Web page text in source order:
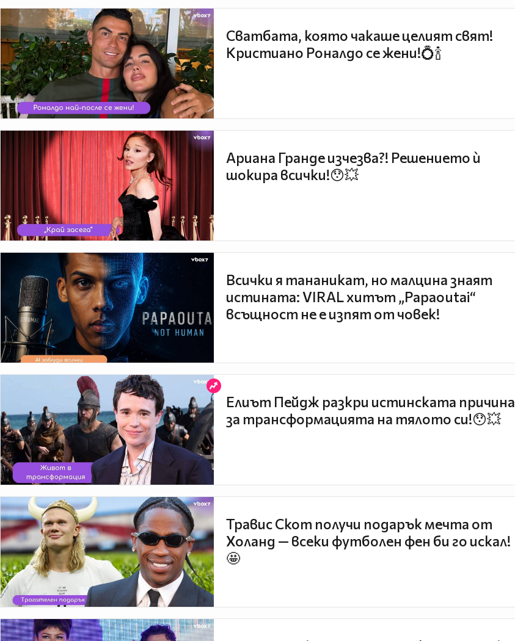
Сватбата, която чакаше целият свят!
Кристиано Роналдо се жени!💍🍾
Ариана Гранде изчезва?! Решението ѝ
шокира всички!😯💥
Всички я тананикат, но малцина знаят
истината: VIRAL хитът „Papaoutai“
всъщност не е изпят от човек!
Елиът Пейдж разкри истинската причина
за трансформацията на тялото си!😯💥
Травис Скот получи подарък мечта от
Холанд — всеки футболен фен би го искал!
🤩